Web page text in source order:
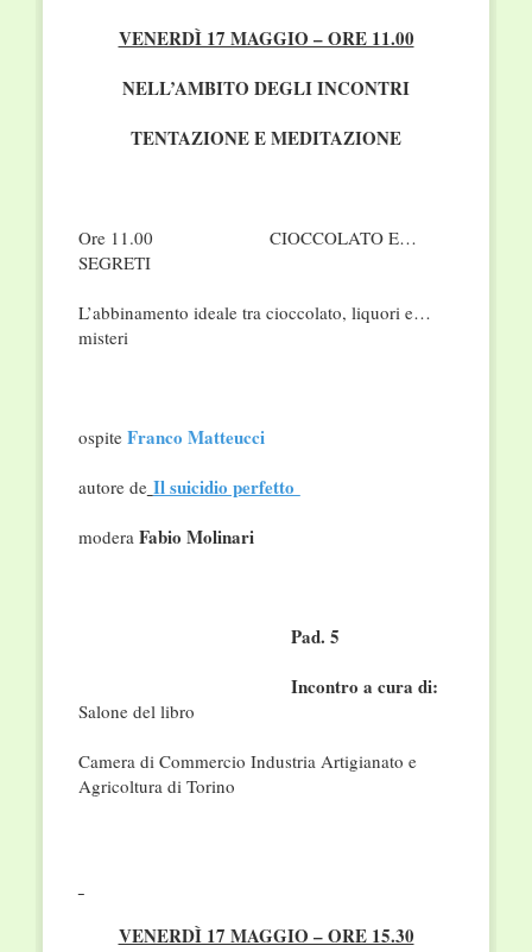
VENERDÌ 17 MAGGIO – ORE 11.00
NELL’AMBITO DEGLI INCONTRI
TENTAZIONE E MEDITAZIONE
Ore 11.00 CIOCCOLATO E…
SEGRETI
L’abbinamento ideale tra cioccolato, liquori e…
misteri
ospite Franco Matteucci
autore de Il suicidio perfetto
modera Fabio Molinari
Pad. 5
Incontro a cura di:
Salone del libro
Camera di Commercio Industria Artigianato e
Agricoltura di Torino
VENERDÌ 17 MAGGIO – ORE 15.30